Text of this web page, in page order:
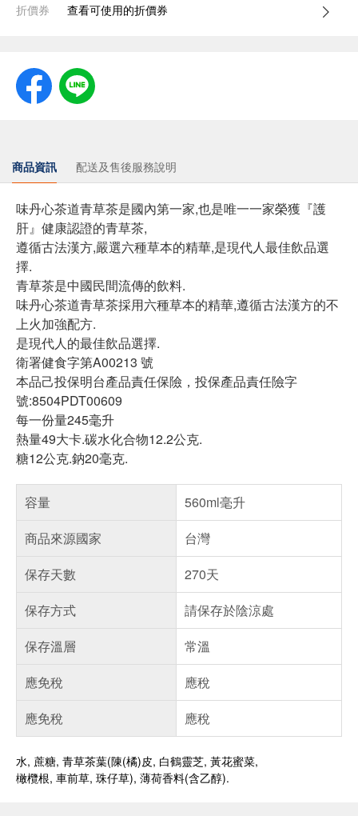
折價券 查看可使用的折價券
商品資訊 配送及售後服務說明
味丹心茶道青草茶是國內第一家,也是唯一一家榮獲『護
肝』健康認證的青草茶,
遵循古法漢方,嚴選六種草本的精華,是現代人最佳飲品選
擇.
青草茶是中國民間流傳的飲料.
味丹心茶道青草茶採用六種草本的精華,遵循古法漢方的不
上火加強配方.
是現代人的最佳飲品選擇.
衛署健食字第A00213 號
本品己投保明台產品責任保險，投保產品責任險字
號:8504PDT00609
每一份量245毫升
熱量49大卡.碳水化合物12.2公克.
糖12公克.鈉20毫克.
容量
560ml毫升
商品來源國家
台灣
保存天數
270天
保存方式
請保存於陰涼處
保存溫層
常溫
應免稅
應稅
應免稅
應稅
水, 蔗糖, 青草茶葉(陳(橘)皮, 白鶴靈芝, 黃花蜜菜,
橄欖根, 車前草, 珠仔草), 薄荷香料(含乙醇).